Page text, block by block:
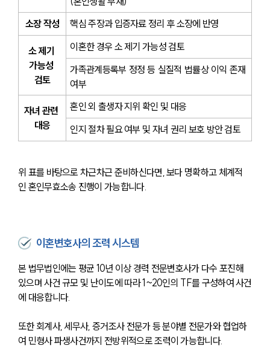
소장 작성
핵심 주장과 입증자료 정리 후 소장에 반영
소 제기
가능성
검토
이혼한 경우 소 제기 가능성 검토
가족관계등록부 정정 등 실질적 법률상 이익 존재
여부
자녀 관련
대응
혼인 외 출생자 지위 확인 및 대응
인지 절차 필요 여부 및 자녀 권리 보호 방안 검토
위 표를 바탕으로 차근차근 준비하신다면, 보다 명확하고 체계적
인 혼인무효소송 진행이 가능합니다.
이혼변호사의 조력 시스템
본 법무법인에는 평균 10년 이상 경력 전문변호사가 다수 포진해
있으며 사건 규모 및 난이도에 따라 1~20인의 TF를 구성하여 사건
에 대응합니다.
또한 회계사, 세무사, 증거조사 전문가 등 분야별 전문가와 협업하
여 민형사 파생사건까지 전방위적으로 조력이 가능합니다.